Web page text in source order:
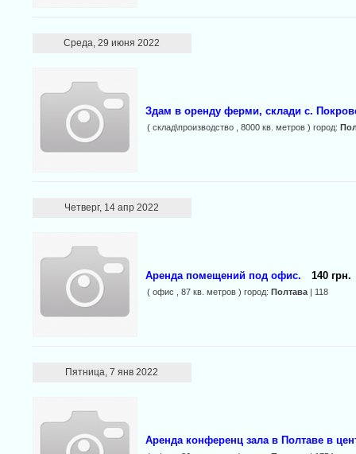
Среда, 29 июня 2022
Здам в оренду ферми, склади с.
( склад\производство , 8000 кв. метров ) город:
Четверг, 14 апр 2022
Аренда помещений под офис. 140 грн.
( офис , 87 кв. метров ) город: Полтава| 118
Пятница, 7 янв 2022
Аренда конференц зала в Полтаве в